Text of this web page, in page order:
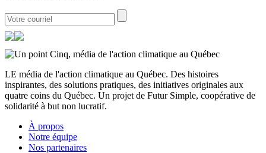
LE média de l'action climatique au Québec. Des histoires
inspirantes, des solutions pratiques, des initiatives originales aux
quatre coins du Québec. Un projet de Futur Simple, coopérative de
solidarité à but non lucratif.
À propos
Notre équipe
Nos partenaires